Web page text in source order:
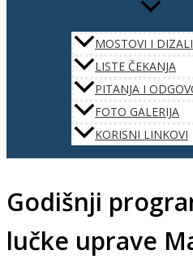
MOSTOVI I
LISTE ČEKANJA
PITANJA I
FOTO GALERIJA
KORISNI LINKOVI
Godišnji
lučke uprave